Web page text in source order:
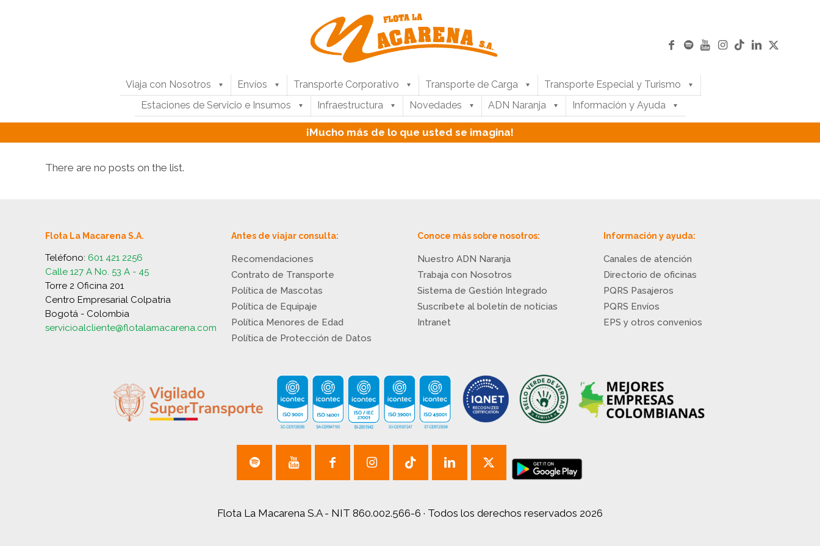
Viaja con Nosotros Envíos Transporte Corporativo Transporte de Carga
Transporte Especial y Turismo
Estaciones de Servicio e Insumos
Infraestructura Novedades ADN Naranja Información y Ayuda
¡Mucho más de lo que usted se imagina!
There are no posts on the list.
Flota La Macarena S.A.
Teléfono: 601 421 2256
Calle 127 A No. 53 A - 45
Torre 2 Oficina 201
Centro Empresarial Colpatria
Bogotá - Colombia
servicioalcliente@flotalamacarena.com
Antes de viajar consulta:
Recomendaciones
Contrato de Transporte
Política de Mascotas
Política de Equipaje
Política Menores de Edad
Política de Protección de Datos
Conoce más sobre nosotros:
Nuestro ADN Naranja
Trabaja con Nosotros
Sistema de Gestión Integrado
Suscríbete al boletín de noticias
Intranet
Información y ayuda:
Canales de atención
Directorio de oficinas
PQRS Pasajeros
PQRS Envíos
EPS y otros convenios
Flota La Macarena S.A - NIT 860.002.566-6 · Todos los derechos reservados 2026